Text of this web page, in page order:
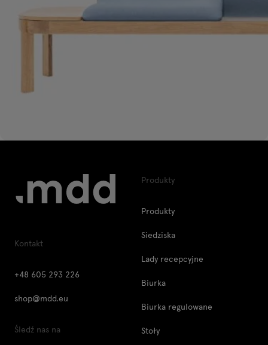
Kontakt
+48 605 293 226
shop@mdd.eu
Śledź nas na
Produkty
Produkty
Siedziska
Lady recepcyjne
Biurka
Biurka regulowane
Stoły